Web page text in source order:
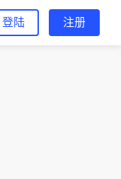
登陆 注册